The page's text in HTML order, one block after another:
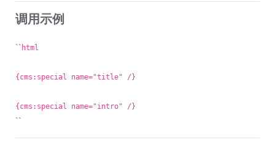
调用示例
`` html
{cms:special name="title" /}
{cms:special name="intro" /}
``